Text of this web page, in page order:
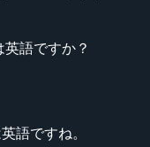
語ですか？
語ですね。